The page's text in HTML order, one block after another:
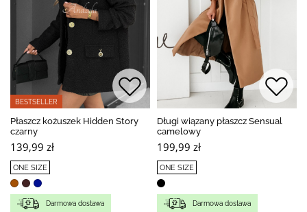
BESTSELLER
Płaszcz kożuszek Hidden Story
czarny
139,99 zł
ONE SIZE
Darmowa dostawa
Długi wiązany płaszcz Sensual
camelowy
199,99 zł
ONE SIZE
Darmowa dostawa